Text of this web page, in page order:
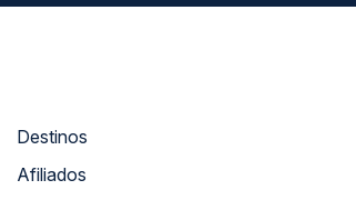
Destinos
Afiliados